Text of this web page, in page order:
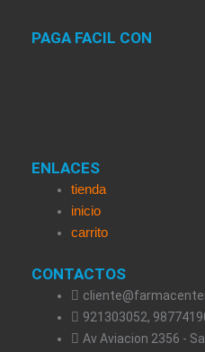
PAGA FACIL CON
ENLACES
tienda
inicio
carrito
CONTACTOS
921303052,
Av Aviacion 2356 -